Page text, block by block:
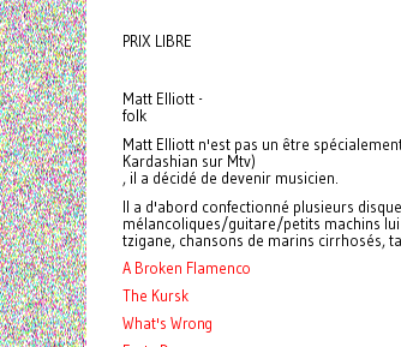
PRIX LIBRE
Matt Elliott -
folk
Matt Elliott n'est pas un être
Kardashian sur Mtv)
, il a décidé de devenir musicien.
Il a d'abord confectionné plusieurs
mélancoliques/guitare/petits machins
tzigane, chansons de marins cirrhosés,
A Broken Flamenco
The Kursk
What's Wrong